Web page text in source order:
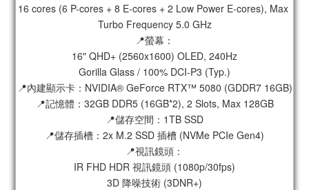
16 cores (6 P-cores + 8 E-cores + 2 Low Power E-cores), Max
Turbo Frequency 5.0 GHz
📍螢幕：
16" QHD+ (2560x1600) OLED, 240Hz
Gorilla Glass / 100% DCI-P3 (Typ.)
📍內建顯示卡：NVIDIA® GeForce RTX™ 5080 (GDDR7 16GB)
📍記憶體：32GB DDR5 (16GB*2), 2 Slots, Max 128GB
📍儲存空間：1TB SSD
📍儲存插槽：2x M.2 SSD 插槽 (NVMe PCIe Gen4)
📍視訊鏡頭：
IR FHD HDR 視訊鏡頭 (1080p/30fps)
3D 降噪技術 (3DNR+)